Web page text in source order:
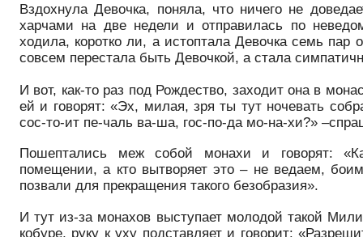
Вздохнула Девочка, поняла, что ничего не
харчами на две недели и отправилась по
ходила, коротко ли, а истоптала Девочка семь пар
совсем перестала быть Девочкой, а стала
И вот, как-то раз под Рождество, заходит она в
ей и говорят: «Эх, милая, зря ты тут ночевать
сос-то-ит пе-чаль ва-ша, гос-по-да мо-на-хи?»
Пошептались меж собой монахи и говорят:
помещении, а кто вытворяет это – не ведаем,
позвали для прекращения такого безобразия».
И тут из-за монахов выступает молодой такой
кобуре, руку к уху подставляет и говорит: